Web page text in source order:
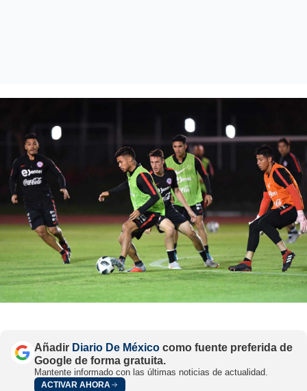
Añadir Diario De México como fuente preferida de
Google de forma gratuita.
Mantente informado con las últimas noticias de actualidad.
ACTIVAR AHORA